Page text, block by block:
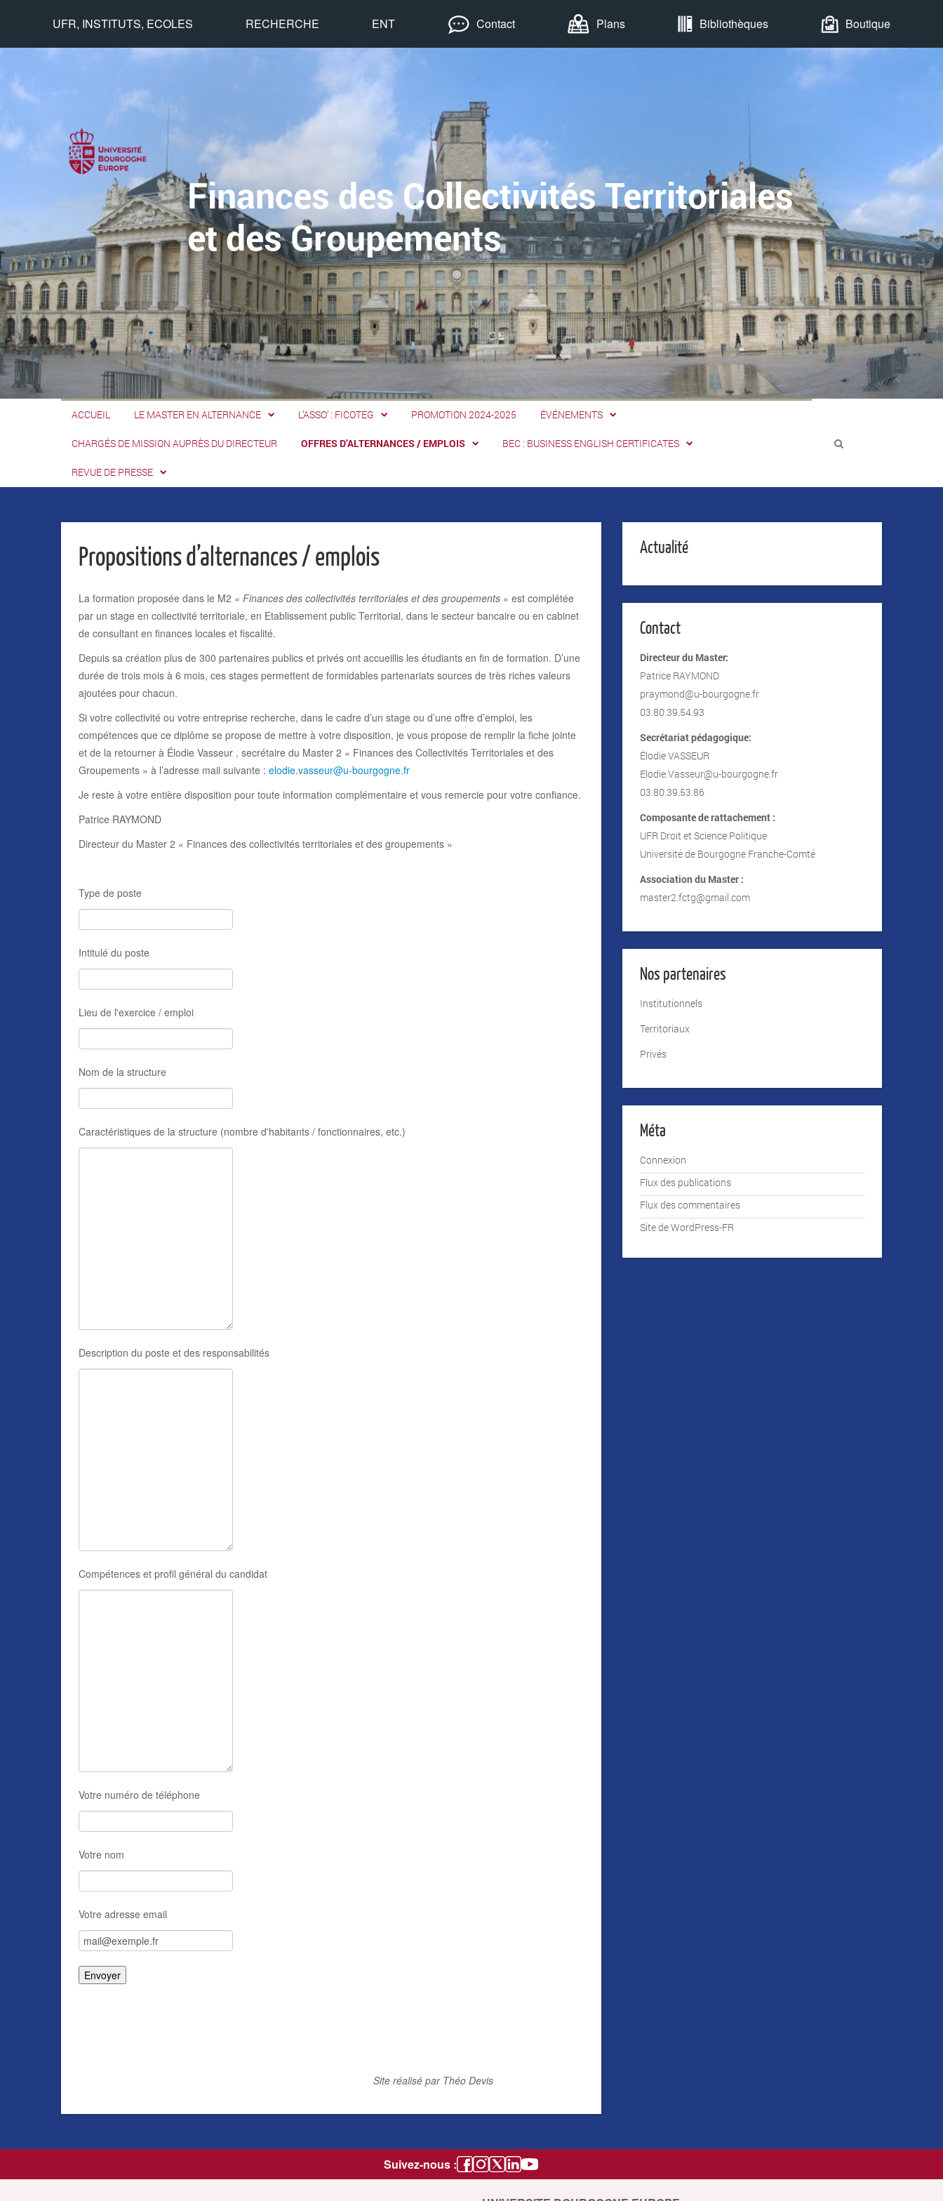
UFR, INSTITUTS, ECOLES RECHERCHE ENT Contact Plans Bibliothèques Boutique
Finances des Collectivités Territoriales
et des Groupements
ACCUEIL LE MASTER EN ALTERNANCE L’ASSO’ : FICOTEG PROMOTION 2024-2025 ÉVÉNEMENTS
CHARGÉS DE MISSION AUPRÈS DU DIRECTEUR OFFRES D’ALTERNANCES / EMPLOIS BEC : BUSINESS ENGLISH CERTIFICATES
REVUE DE PRESSE
Propositions d’alternances / emplois
La formation proposée dans le M2 « Finances des collectivités territoriales et des groupements » est complétée
par un stage en collectivité territoriale, en Etablissement public Territorial, dans le secteur bancaire ou en cabinet
de consultant en finances locales et fiscalité.
Depuis sa création plus de 300 partenaires publics et privés ont accueillis les étudiants en fin de formation. D’une
durée de trois mois à 6 mois, ces stages permettent de formidables partenariats sources de très riches valeurs
ajoutées pour chacun.
Si votre collectivité ou votre entreprise recherche, dans le cadre d’un stage ou d’une offre d’emploi, les
compétences que ce diplôme se propose de mettre à votre disposition, je vous propose de remplir la fiche jointe
et de la retourner à Élodie Vasseur , secrétaire du Master 2 « Finances des Collectivités Territoriales et des
Groupements » à l’adresse mail suivante : elodie.vasseur@u-bourgogne.fr
Je reste à votre entière disposition pour toute information complémentaire et vous remercie pour votre confiance.
Patrice RAYMOND
Directeur du Master 2 « Finances des collectivités territoriales et des groupements »
Type de poste
Intitulé du poste
Lieu de l'exercice / emploi
Nom de la structure
Caractéristiques de la structure (nombre d'habitants / fonctionnaires, etc.)
Description du poste et des responsabilités
Compétences et profil général du candidat
Votre numéro de téléphone
Votre nom
Votre adresse email
Site réalisé par Théo Devis
Actualité
Contact
Directeur du Master:
Patrice RAYMOND
praymond@u-bourgogne.fr
03.80.39.54.93
Secrétariat pédagogique:
Élodie VASSEUR
Elodie.Vasseur@u-bourgogne.fr
03.80.39.53.86
Composante de rattachement :
UFR Droit et Science Politique
Université de Bourgogne Franche-Comté
Association du Master :
master2.fctg@gmail.com
Nos partenaires
Institutionnels
Territoriaux
Privés
Méta
Connexion
Flux des publications
Flux des commentaires
Site de WordPress-FR
Suivez-nous :